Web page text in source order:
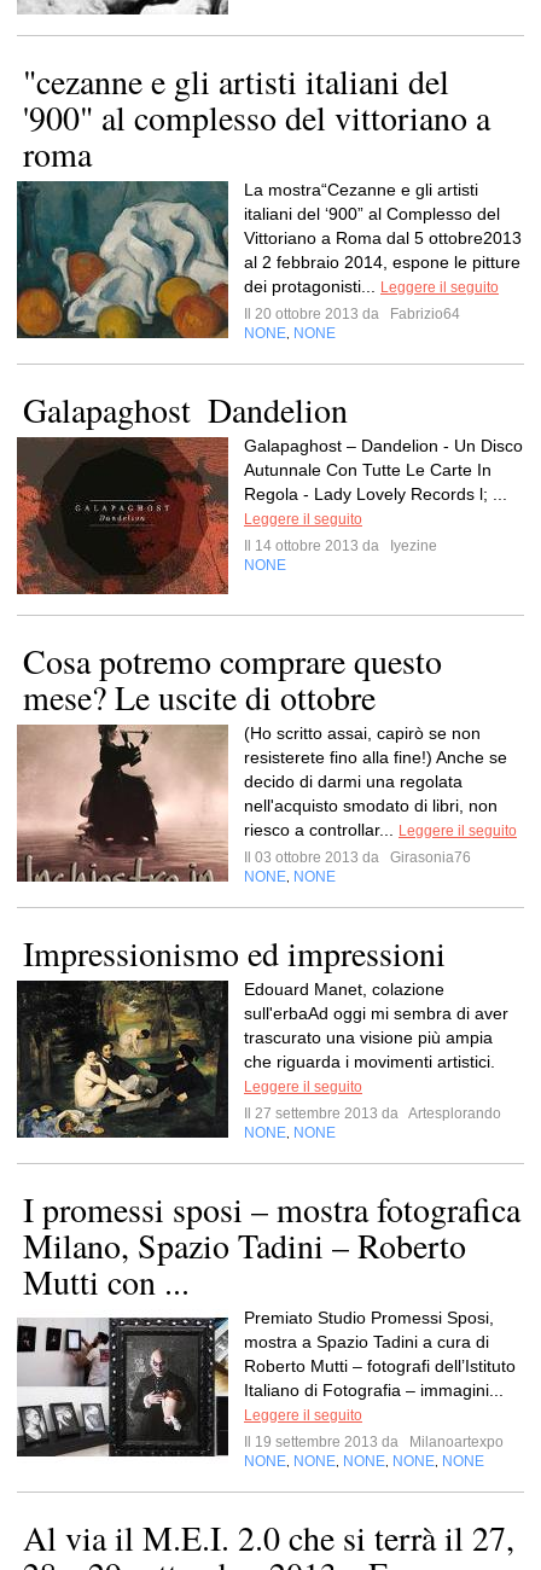
"cezanne e gli artisti italiani del
'900" al complesso del vittoriano a
roma
La mostra“Cezanne e gli artisti
italiani del ‘900” al Complesso del
Vittoriano a Roma dal 5 ottobre2013
al 2 febbraio 2014, espone le pitture
dei protagonisti...
Leggere il seguito
Il 20 ottobre 2013 da
Fabrizio64
NONE NONE
Galapaghost  Dandelion
Galapaghost – Dandelion - Un Disco
Autunnale Con Tutte Le Carte In
Regola - Lady Lovely Records l; ...
Leggere il seguito
Il 14 ottobre 2013 da
Iyezine
NONE
Cosa potremo comprare questo
mese? Le uscite di ottobre
(Ho scritto assai, capirò se non
resisterete fino alla fine!) Anche se
decido di darmi una regolata
nell'acquisto smodato di libri, non
riesco a controllar...
Leggere il seguito
Il 03 ottobre 2013 da
Girasonia76
NONE NONE
Impressionismo ed impressioni
Edouard Manet, colazione
sull'erbaAd oggi mi sembra di aver
trascurato una visione più ampia
che riguarda i movimenti artistici.
Leggere il seguito
Il 27 settembre 2013 da Artesplorando
NONE NONE
I promessi sposi – mostra fotografica
Milano, Spazio Tadini – Roberto
Mutti con ...
Premiato Studio Promessi Sposi,
mostra a Spazio Tadini a cura di
Roberto Mutti – fotografi dell’Istituto
Italiano di Fotografia – immagini...
Leggere il seguito
Il 19 settembre 2013 da
Milanoartexpo
NONE NONE NONE NONE NONE
Al via il M.E.I. 2.0 che si terrà il 27,